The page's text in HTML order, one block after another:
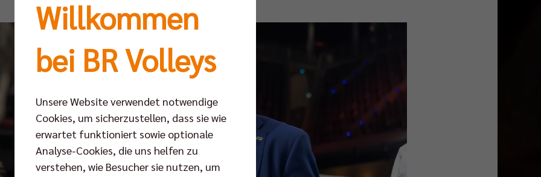
Willkommen
bei BR Volleys
Unsere Website verwendet notwendige
Cookies, um sicherzustellen, dass sie wie
erwartet funktioniert sowie optionale
Analyse-Cookies, die uns helfen zu
verstehen, wie Besucher sie nutzen, um